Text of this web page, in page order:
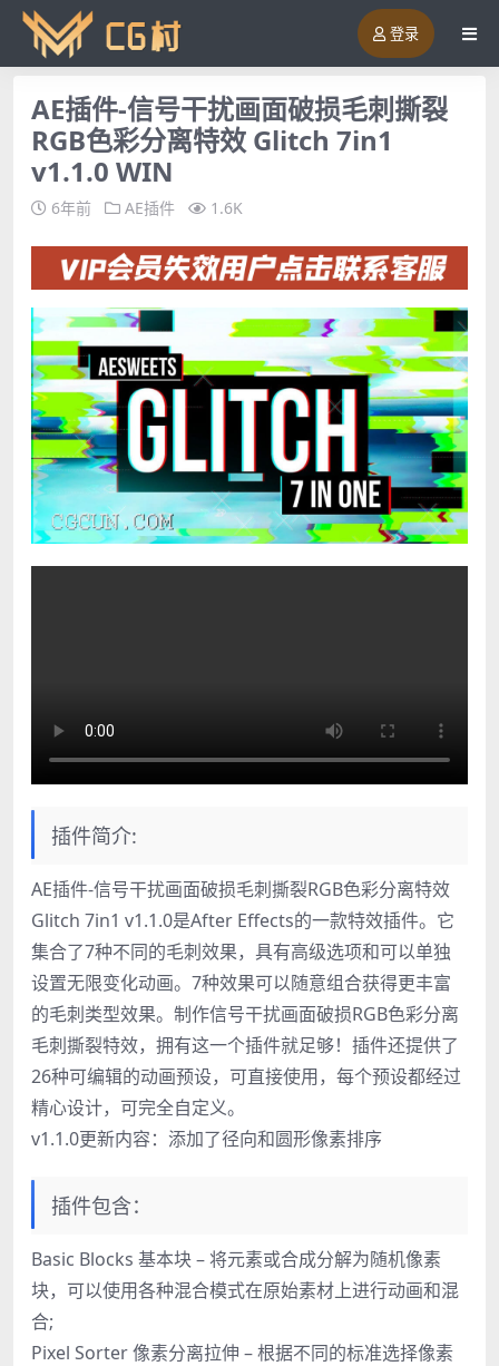
登录
AE插件-信号干扰画面破损毛刺撕裂
RGB色彩分离特效 Glitch 7in1
v1.1.0 WIN
6年前 AE插件 1.6K
插件简介:
AE插件-信号干扰画面破损毛刺撕裂RGB色彩分离特效
Glitch 7in1 v1.1.0是After Effects的一款特效插件。它
集合了7种不同的毛刺效果，具有高级选项和可以单独
设置无限变化动画。7种效果可以随意组合获得更丰富
的毛刺类型效果。制作信号干扰画面破损RGB色彩分离
毛刺撕裂特效，拥有这一个插件就足够！插件还提供了
26种可编辑的动画预设，可直接使用，每个预设都经过
精心设计，可完全自定义。
v1.1.0更新内容：添加了径向和圆形像素排序
插件包含：
Basic Blocks 基本块 – 将元素或合成分解为随机像素
块，可以使用各种混合模式在原始素材上进行动画和混
合;
Pixel Sorter 像素分离拉伸 – 根据不同的标准选择像素